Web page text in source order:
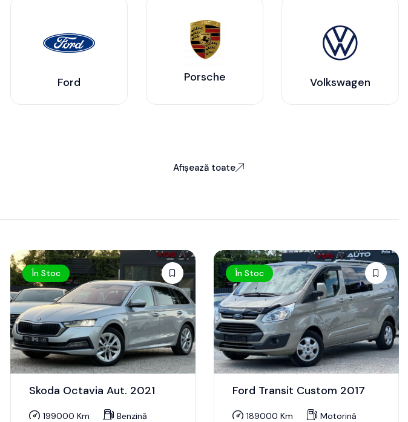
Ford Porsche Volkswagen
Afișează toate
În Stoc
Skoda Octavia Aut. 2021
199000 Km
Benzină
În Stoc
Ford Transit Custom 2017
189000 Km
Motorină